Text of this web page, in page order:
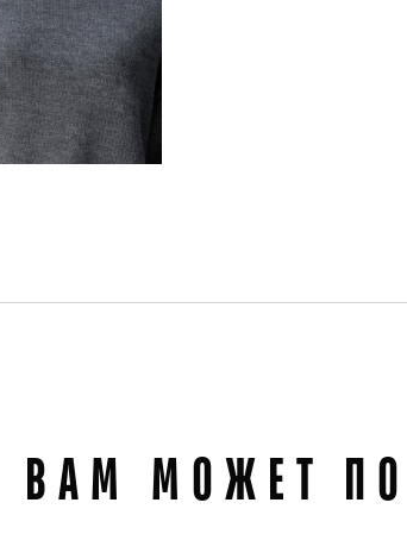
ВАМ МОЖЕТ